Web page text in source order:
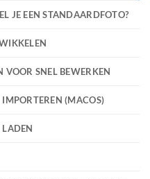
JE EEN STANDAARDFOTO?
VOOR SNEL BEWERKEN
(MACOS)